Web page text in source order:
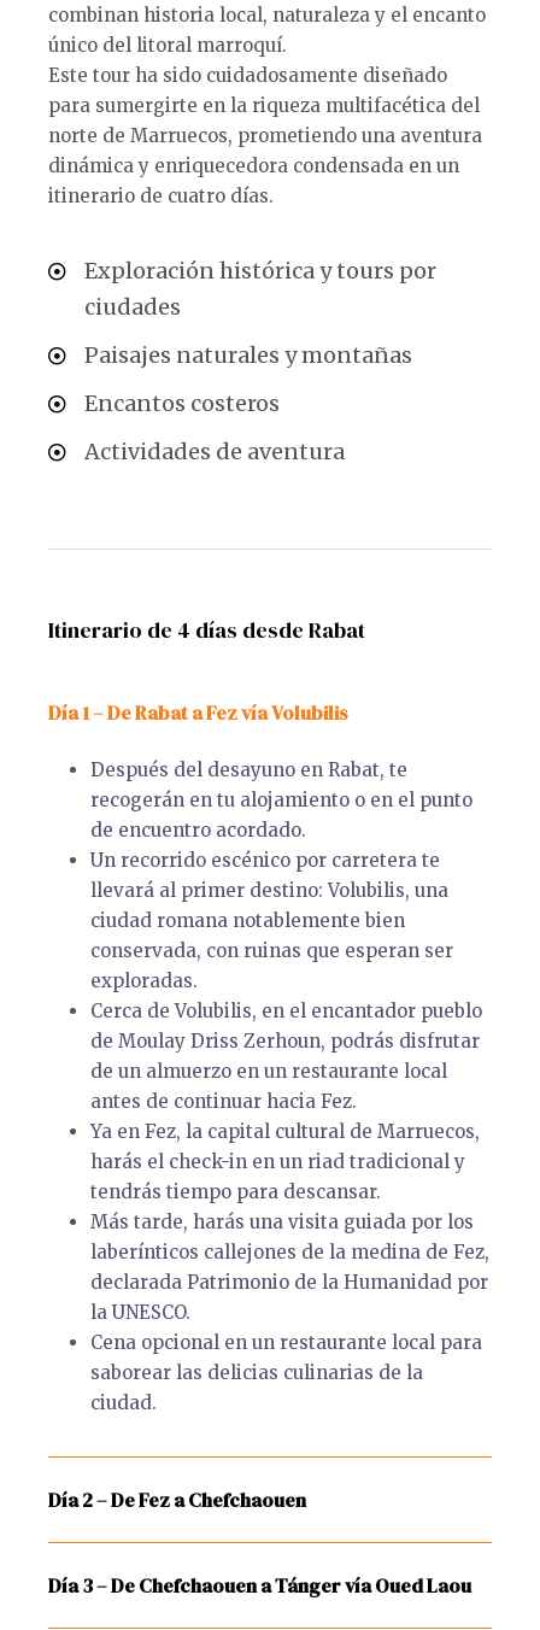
combinan historia local, naturaleza y el encanto
único del litoral marroquí.
Este tour ha sido cuidadosamente diseñado
para sumergirte en la riqueza multifacética del
norte de Marruecos, prometiendo una aventura
dinámica y enriquecedora condensada en un
itinerario de cuatro días.
Exploración histórica y tours por
ciudades
Paisajes naturales y montañas
Encantos costeros
Actividades de aventura
Itinerario de 4 días desde Rabat
Día 1 – De Rabat a Fez vía Volubilis
Después del desayuno en Rabat, te
recogerán en tu alojamiento o en el punto
de encuentro acordado.
Un recorrido escénico por carretera te
llevará al primer destino: Volubilis, una
ciudad romana notablemente bien
conservada, con ruinas que esperan ser
exploradas.
Cerca de Volubilis, en el encantador pueblo
de Moulay Driss Zerhoun, podrás disfrutar
de un almuerzo en un restaurante local
antes de continuar hacia Fez.
Ya en Fez, la capital cultural de Marruecos,
harás el check-in en un riad tradicional y
tendrás tiempo para descansar.
Más tarde, harás una visita guiada por los
laberínticos callejones de la medina de Fez,
declarada Patrimonio de la Humanidad por
la UNESCO.
Cena opcional en un restaurante local para
saborear las delicias culinarias de la
ciudad.
Día 2 – De Fez a Chefchaouen
Día 3 – De Chefchaouen a Tánger vía Oued Laou